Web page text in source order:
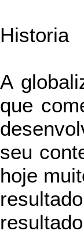
Historia
A
que
seu
hoje